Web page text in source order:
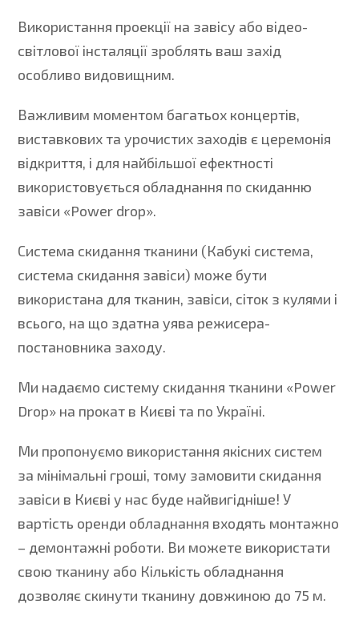
Використання проекції на завісу або відео-
світлової інсталяції зроблять ваш захід
особливо видовищним.
Важливим моментом багатьох концертів,
виставкових та урочистих заходів є церемонія
відкриття, і для найбільшої ефектності
використовується обладнання по скиданню
завіси «Power drop».
Система скидання тканини (Кабукі система,
система скидання завіси) може бути
використана для тканин, завіси, сіток з кулями і
всього, на що здатна уява режисера-
постановника заходу.
Ми надаємо систему скидання тканини «Power
Drop» на прокат в Києві та по Україні.
Ми пропонуємо використання якісних систем
за мінімальні гроші, тому замовити скидання
завіси в Києві у нас буде найвигідніше! У
вартість оренди обладнання входять монтажно
– демонтажні роботи. Ви можете використати
свою тканину або Кількість обладнання
дозволяє скинути тканину довжиною до 75 м.